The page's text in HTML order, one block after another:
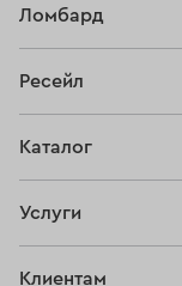
Ломбард
Тарифы
Ресейл
Купить
Каталог
Услуги
Клиентам